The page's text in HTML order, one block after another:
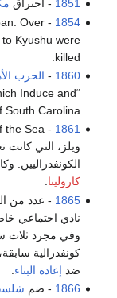
1851 - احتراق
1854
Over
Kyushu were
killed.
1860
- الحرب
Induce and
Carolina.”
1861
ويلز، التي كانت
الكونفدراليين.
كارولينا.
1865 - عدد من
نادي اجتماعي
وفي مجرد ثلاث
كونفدرالية
ضد إعادة البناء
1866 - ضم